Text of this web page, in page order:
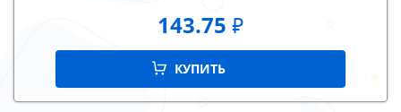
143.75 ₽
КУПИТЬ